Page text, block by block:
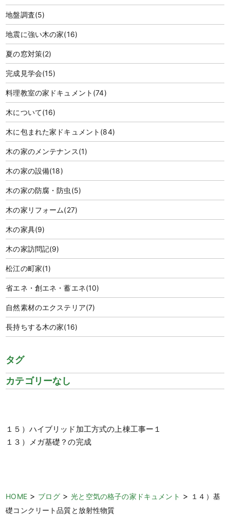
地盤調査(5)
地震に強い木の家(16)
夏の窓対策(2)
完成見学会(15)
料理教室の家ドキュメント (74)
木について(16)
木に包まれた家ドキュメント (84)
木の家のメンテナンス(1)
木の家の設備(18)
木の家の防腐・防虫 (5)
木の家リフォーム(27)
木の家具(9)
木の家訪問記(9)
松江の町家(1)
省エネ・創エネ・蓄エネ(10)
自然素材のエクステリア(7)
長持ちする木の家(16)
タグ
カテゴリーなし
１５）ハイブリッド加工方式の上棟工事ー１
１３）メガ基礎？の完成
HOME> ブログ>光と空気の格子の家ドキュメント > １４）基
礎コンクリート品質と放射性物質